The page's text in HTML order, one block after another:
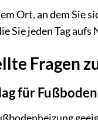
Ort, an dem
Sie jeden Tag aufs
Fragen
für